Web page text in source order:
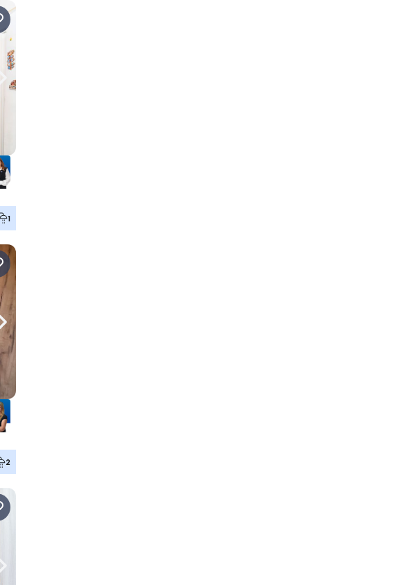
Naviguer vers la droite
1
Naviguer vers la droite
2
Naviguer vers la droite